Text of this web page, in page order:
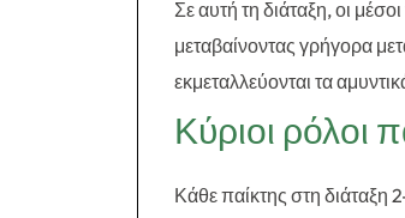
Σε αυτή τη διάταξη, οι
μεταβαίνοντας γρήγορα
εκμεταλλεύονται τα
Κύριοι ρόλοι
Κάθε παίκτης στη διάταξη